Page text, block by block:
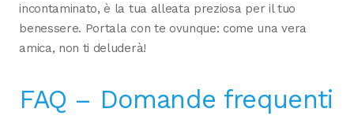
incontaminato, è la tua alleata preziosa per il tuo
benessere. Portala con te ovunque: come una vera
amica, non ti deluderà!
FAQ – Domande frequenti